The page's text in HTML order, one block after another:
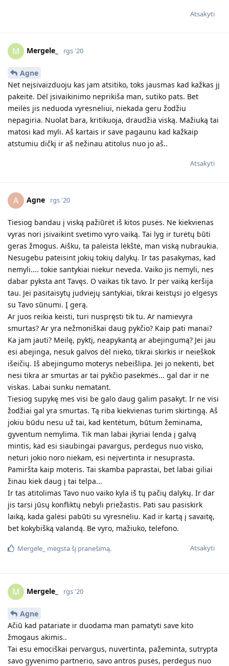
Atsakyti
M Mergele_ rgs '20
Agne
Net neįsivaizduoju kas jam atsitiko, toks jausmas kad kažkas jį
pakeitė. Dėl įsivaikinimo neprikiša man, sutiko pats. Bet
meilės jis neduoda vyresnėliui, niekada geru žodžiu
nepagiria. Nuolat bara, kritikuoja, draudžia viską. Mažiuką tai
matosi kad myli. Aš kartais ir save pagaunu kad kažkaip
atstumiu dičkį ir aš nežinau atitolus nuo jo aš..
Atsakyti
A Agne rgs '20
Tiesiog bandau į viską pažiūrėt iš kitos pusės. Ne kiekvienas
vyras nori įsivaikint svetimo vyro vaiką. Tai lyg ir turėtų būti
geras žmogus. Aišku, ta paleista lėkštė, man viską nubraukia.
Nesugebu pateisint jokių tokių dalykų. Ir tas pasakymas, kad
nemyli.... tokie santykiai niekur neveda. Vaiko jis nemyli, nes
dabar pyksta ant Tavęs. O vaikas tik tavo. Ir per vaiką keršija
tau. Jei pasitaisytų judviejų santykiai, tikrai keistųsi jo elgesys
su Tavo sūnumi. Į gerą.
Ar juos reikia keisti, turi nuspręsti tik tu. Ar namievyra
smurtas? Ar yra nežmoniškai daug pykčio? Kaip pati manai?
Ka jam jauti? Meilę, pyktį, neapykantą ar abejingumą? Jei jau
esi abejinga, nesuk galvos dėl nieko, tikrai skirkis ir neieškok
išeičių. Iš abejingumo moterys nebeišlipa. Jei jo nekenti, bet
nesi tikra ar smurtas ar tai pykčio pasekmės... gal dar ir ne
viskas. Labai sunku nematant.
Tiesiog supykę mes visi be galo daug galim pasakyt. Ir ne visi
žodžiai gal yra smurtas. Tą riba kiekvienas turim skirtingą. Aš
jokiu būdu nesu už tai, kad kentėtum, būtum žeminama,
gyventum nemylima. Tik man labai įkyriai lenda į galvą
mintis, kad esi siaubingai pavargus, perdegus nuo visko,
neturi jokio noro niekam, esi neįvertinta ir nesuprasta.
Pamiršta kaip moteris. Tai skamba paprastai, bet labai giliai
žinau kiek daug į tai telpa...
Ir tas atitolimas Tavo nuo vaiko kyla iš tų pačių dalykų. Ir dar
jis tarsi jūsų konfliktų nebyli priežastis. Pati sau pasiskirk
laiką, kada galėsi pabūti su vyresnėliu. Kad ir kartą į savaitę,
bet kokybišką valandą. Be vyro, mažiuko, telefono.
Atsakyti
Mergele_ mėgsta šį pranešimą.
M Mergele_ rgs '20
Agne
Ačiū kad patariate ir duodama man pamatyti save kito
žmogaus akimis..
Tai esu emociškai pervargus, nuvertinta, pažeminta, sutrypta
savo gyvenimo partnerio, savo antros pusės, perdegus nuo